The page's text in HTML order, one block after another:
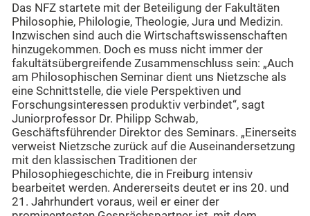
Das NFZ startete mit der Beteiligung der Fakultäten
Philosophie, Philologie, Theologie, Jura und Medizin.
Inzwischen sind auch die Wirtschaftswissenschaften
hinzugekommen. Doch es muss nicht immer der
fakultätsübergreifende Zusammenschluss sein: „Auch
am Philosophischen Seminar dient uns Nietzsche als
eine Schnittstelle, die viele Perspektiven und
Forschungsinteressen produktiv verbindet“, sagt
Juniorprofessor Dr. Philipp Schwab,
Geschäftsführender Direktor des Seminars. „Einerseits
verweist Nietzsche zurück auf die Auseinandersetzung
mit den klassischen Traditionen der
Philosophiegeschichte, die in Freiburg intensiv
bearbeitet werden. Andererseits deutet er ins 20. und
21. Jahrhundert voraus, weil er einer der